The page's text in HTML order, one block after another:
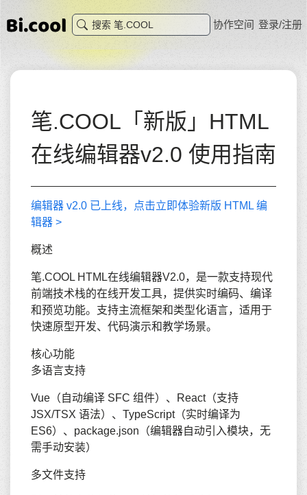
协作空间 登录/注册
笔.COOL「新版」HTML
在线编辑器v2.0 使用指南
编辑器 v2.0 已上线，点击立即体验新版 HTML 编
辑器 >
概述
笔.COOL HTML在线编辑器V2.0，是一款支持现代
前端技术栈的在线开发工具，提供实时编码、编译
和预览功能。支持主流框架和类型化语言，适用于
快速原型开发、代码演示和教学场景。
核心功能
多语言支持
Vue（自动编译 SFC 组件）、React（支持
JSX/TSX 语法）、TypeScript（实时编译为
ES6）、package.json（编辑器自动引入模块，无
需手动安装）
多文件支持